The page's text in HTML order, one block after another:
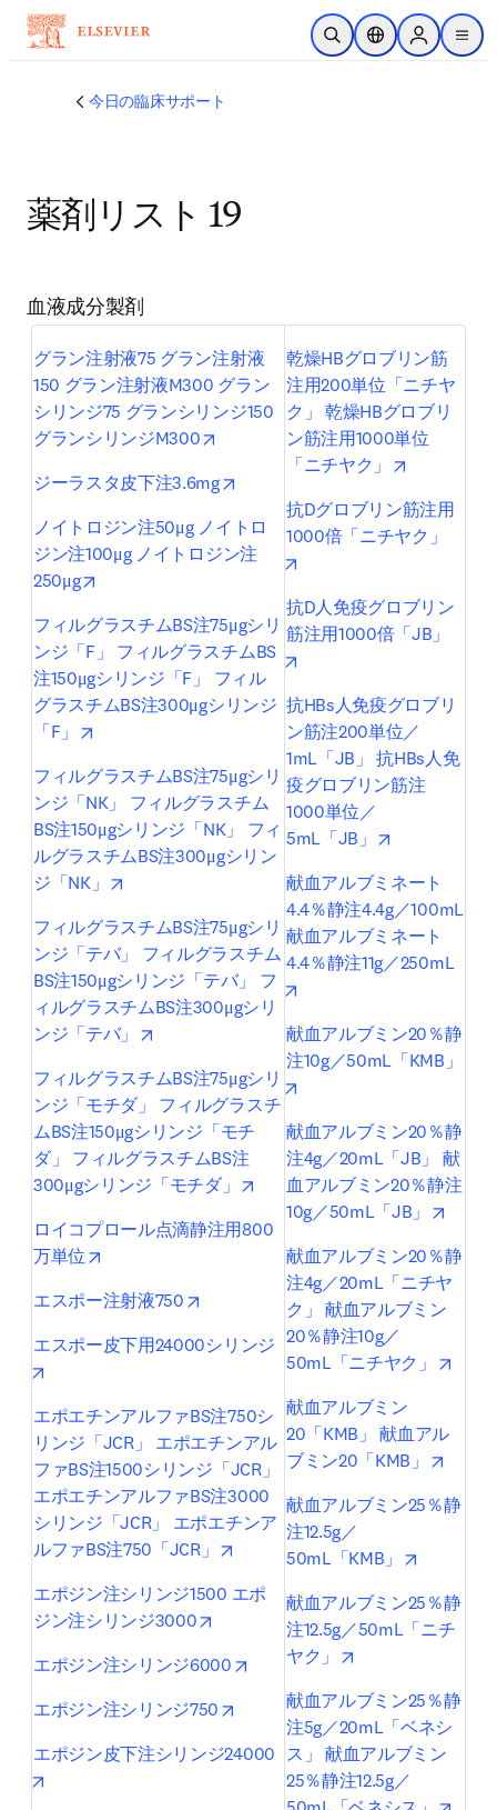
メインのコンテンツにスキップ
検索を開くロケーションセレ
Sign in to
menu
今日の臨床サポート
薬剤リスト 19
血液成分製剤
グラン注射液75 グラン注射液
150 グラン注射液M300 グラン
シリンジ75 グランシリンジ150
グランシリンジM300
opens in new tab/window
ジーラスタ皮下注3.6mg
ノイトロジン注50μg ノイトロ
ジン注100μg ノイトロジン注
250μg
フィルグラスチムBS注75μgシリ
ンジ「F」 フィルグラスチムBS
注150μgシリンジ「F」 フィル
グラスチムBS注300μgシリンジ
「F」
フィルグラスチムBS注75μgシリ
ンジ「NK」 フィルグラスチム
BS注150μgシリンジ「NK」 フィ
ルグラスチムBS注300μgシリン
ジ「NK」
opens in new tab/window
フィルグラスチムBS注75μgシリ
ンジ「テバ」 フィルグラスチム
BS注150μgシリンジ「テバ」 フ
ィルグラスチムBS注300μgシリ
ンジ「テバ」
opens in new tab/window
フィルグラスチムBS注75μgシリ
ンジ「モチダ」 フィルグラスチ
ムBS注150μgシリンジ「モチ
ダ」 フィルグラスチムBS注
300μgシリンジ「モチダ」
opens in new tab/window
ロイコプロール点滴静注用800
万単位
opens in new tab/window
エスポー注射液750 opens in new tab/window
エスポー皮下用24000シリンジ
エポエチンアルファBS注750シ
リンジ「JCR」 エポエチンアル
ファBS注1500シリンジ「JCR」
エポエチンアルファBS注3000
シリンジ「JCR」 エポエチンア
ルファBS注750「JCR」
opens in new tab/window
エポジン注シリンジ1500 エポ
ジン注シリンジ3000
opens in new tab/window
エポジン注シリンジ6000 opens in new tab/window
エポジン注シリンジ750 opens in new tab/window
エポジン皮下注シリンジ24000
乾燥HBグロブリン筋
注用200単位「ニチヤ
ク」 乾燥HBグロブリ
ン筋注用1000単位
「ニチヤク」
抗Dグロブリン筋注用
1000倍「ニチヤク」
抗D人免疫グロブリン
筋注用1000倍「JB」
抗HBs人免疫グロブリ
ン筋注200単位／
1mL「JB」 抗HBs人免
疫グロブリン筋注
1000単位／
5mL「JB」
献血アルブミネート
4.4％静注4.4g／100mL
献血アルブミネート
4.4％静注11g／250mL
献血アルブミン20％静
注10g／50mL「KMB」
献血アルブミン20％静
注4g／20mL「JB」 献
血アルブミン20％静注
10g／50mL「JB」
献血アルブミン20％静
注4g／20mL「ニチヤ
ク」 献血アルブミン
20％静注10g／
50mL「ニチヤク」
献血アルブミン
20「KMB」 献血アル
ブミン20「KMB」
献血アルブミン25％静
注12.5g／
50mL「KMB」
献血アルブミン25％静
注12.5g／50mL「ニチ
ヤク」
献血アルブミン25％静
注5g／20mL「ベネシ
ス」 献血アルブミン
25％静注12.5g／